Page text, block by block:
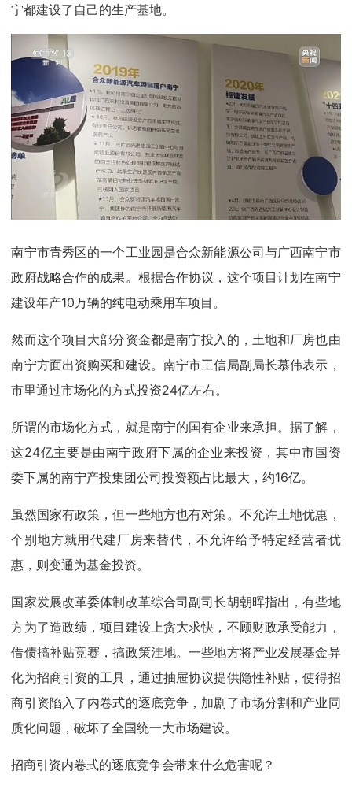
宁都建设了自己的生产基地。
南宁市青秀区的一个工业园是合众新能源公司与广西南宁市
政府战略合作的成果。根据合作协议，这个项目计划在南宁
建设年产10万辆的纯电动乘用车项目。
然而这个项目大部分资金都是南宁投入的，土地和厂房也由
南宁方面出资购买和建设。南宁市工信局副局长慕伟表示，
市里通过市场化的方式投资24亿左右。
所谓的市场化方式，就是南宁的国有企业来承担。据了解，
这24亿主要是由南宁政府下属的企业来投资，其中市国资
委下属的南宁产投集团公司投资额占比最大，约16亿。
虽然国家有政策，但一些地方也有对策。不允许土地优惠，
个别地方就用代建厂房来替代，不允许给予特定经营者优
惠，则变通为基金投资。
国家发展改革委体制改革综合司副司长胡朝晖指出，有些地
方为了造政绩，项目建设上贪大求快，不顾财政承受能力，
借债搞补贴竞赛，搞政策洼地。一些地方将产业发展基金异
化为招商引资的工具，通过抽屉协议提供隐性补贴，使得招
商引资陷入了内卷式的逐底竞争，加剧了市场分割和产业同
质化问题，破坏了全国统一大市场建设。
招商引资内卷式的逐底竞争会带来什么危害呢？